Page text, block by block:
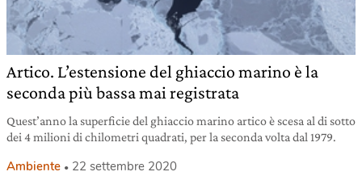
Artico. L’estensione del ghiaccio marino è la
seconda più bassa mai registrata
Quest’anno la superficie del ghiaccio marino artico è scesa al di sotto
dei 4 milioni di chilometri quadrati, per la seconda volta dal 1979.
Ambiente 22 settembre 2020